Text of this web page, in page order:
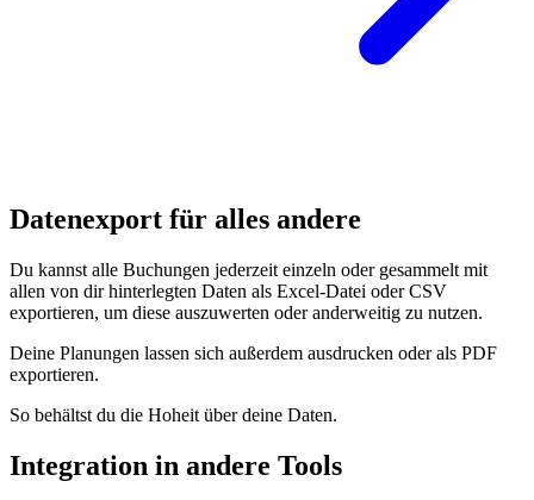
Datenexport für alles andere
Du kannst alle Buchungen jederzeit einzeln oder gesammelt mit
allen von dir hinterlegten Daten als Excel-Datei oder CSV
exportieren, um diese auszuwerten oder anderweitig zu nutzen.
Deine Planungen lassen sich außerdem ausdrucken oder als PDF
exportieren.
So behältst du die Hoheit über deine Daten.
Integration in andere Tools